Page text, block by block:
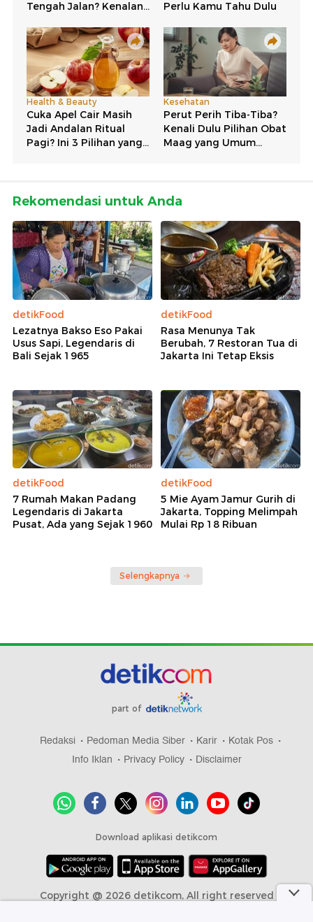
Rekomendasi untuk Anda
detikFood
Lezatnya Bakso Eso Pakai
Usus Sapi, Legendaris di
Bali Sejak 1965
detikFood
Rasa Menunya Tak
Berubah, 7 Restoran Tua di
Jakarta Ini Tetap Eksis
detikFood
7 Rumah Makan Padang
Legendaris di Jakarta
Pusat, Ada yang Sejak 1960
detikFood
5 Mie Ayam Jamur Gurih di
Jakarta, Topping Melimpah
Mulai Rp 18 Ribuan
Selengkapnya
part of
Redaksi Pedoman Media Siber Karir
Kotak Pos
Info Iklan
Privacy Policy Disclaimer
Download aplikasi detikcom
Copyright @ 2026 detikcom, All right reserved